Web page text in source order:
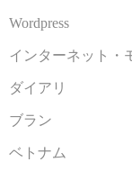
Wordpress
インターネット・
ダイアリ
ブラン
ベトナム